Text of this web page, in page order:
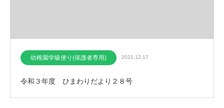
幼稚園学級便り(保護者専用) 2021.12.17
令和３年度 ひまわりだより２８号